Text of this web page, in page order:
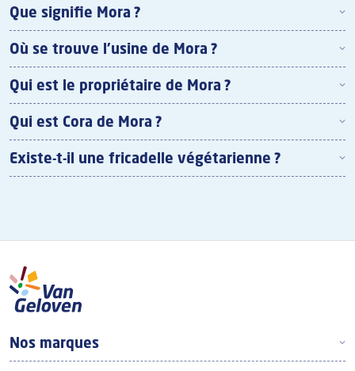
Que signifie Mora ?
Où se trouve l'usine de Mora ?
Qui est le propriétaire de Mora ?
Qui est Cora de Mora ?
Existe-t-il une fricadelle végétarienne ?
Footer Top Frans
Nos marques